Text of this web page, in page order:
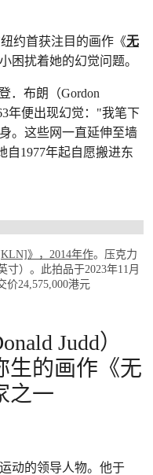
约首获注目的画作《无
困扰着她的幻觉问题。
．布朗（Gordon
年便出现幻觉："我笔下
。这些网一直延伸至墙
自1977年起自愿搬进东
接 HTTPS://
》，2014年作。压克力
寸）。此拍品于2023年11月
价24,575,000港元
Judd）
生的画作《无
之一
动的领导人物。他于